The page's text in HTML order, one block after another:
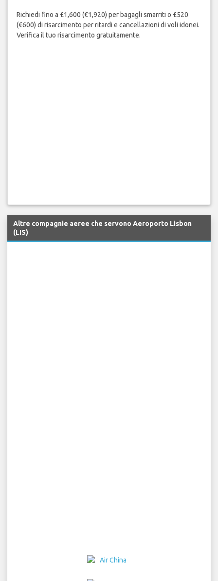
Richiedi fino a £1,600 (€1,920) per bagagli smarriti o £520
(€600) di risarcimento per ritardi e cancellazioni di voli idonei.
Verifica il tuo risarcimento gratuitamente.
Altre compagnie aeree che servono Aeroporto Lisbon
(LIS)